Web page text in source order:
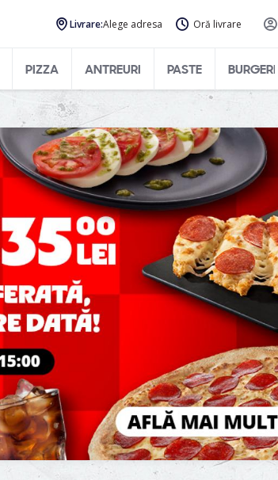
Livrare:Alege adresa Oră livrare
PIZZA ANTREURI PASTE BURGERI